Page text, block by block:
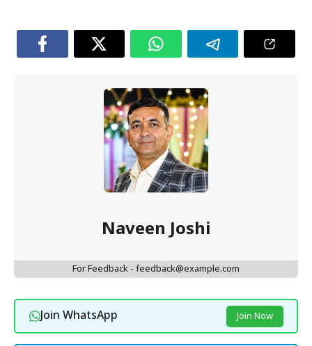
Naveen Joshi
For Feedback - feedback@example.com
Join WhatsApp Join Now